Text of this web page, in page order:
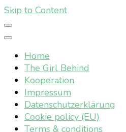
Skip to Content
Home
The Girl Behind
Kooperation
Impressum
Datenschutzerklärung
Cookie policy (EU)
Terms & conditions